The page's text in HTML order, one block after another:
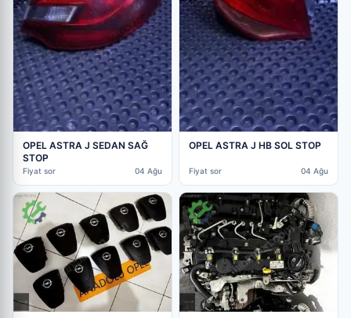
OPEL ASTRA J SEDAN SAĞ
STOP
Fiyat sor 04 Ağu
OPEL ASTRA J HB SOL STOP
Fiyat sor 04 Ağu